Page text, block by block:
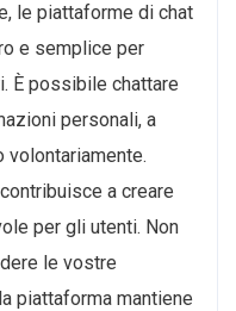
le piattaforme di chat
e semplice per
È possibile chattare
personali, a
volontariamente.
a creare
per gli utenti. Non
le vostre
piattaforma mantiene